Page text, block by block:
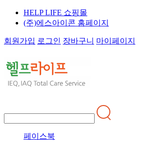
HELP LIFE 쇼핑몰
(주)에스아이콘 홈페이지
회원가입 로그인 장바구니 마이페이지
페이스북